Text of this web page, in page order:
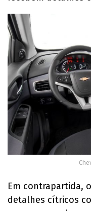
Em contrapartida,
detalhes cítricos